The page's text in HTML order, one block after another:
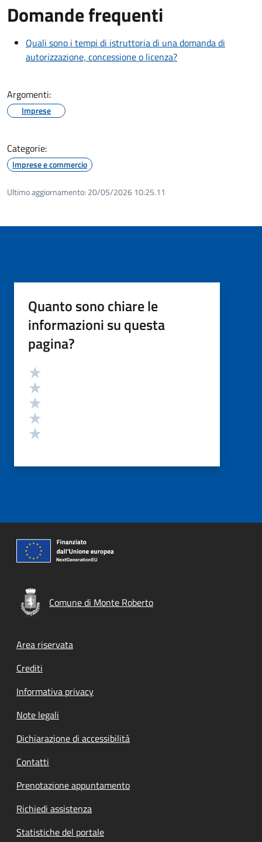
Domande frequenti
Quali sono i tempi di istruttoria di una domanda di
autorizzazione, concessione o licenza?
Argomenti:
Imprese
Categorie:
Imprese e commercio
Ultimo aggiornamento: 20/05/2026 10:25.11
Quanto sono chiare le
informazioni su questa
pagina?
Valutazione
Comune di Monte Roberto
Footer menu
Area riservata
Crediti
Informativa privacy
Note legali
Dichiarazione di accessibilità
Contatti
Prenotazione appuntamento
Richiedi assistenza
Statistiche del portale